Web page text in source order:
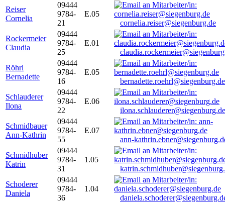
Reiser
Cornelia
09444
9784-
21
E.05
cornelia.reiser@siegenburg.de
Rockermeier
Claudia
09444
9784-
25
E.01
Röhrl
Bernadette
09444
9784-
16
E.05
bernadette.roehrl@siegenburg.de
Schlauderer
Ilona
09444
9784-
22
E.06
ilona.schlauderer@siegenburg.de
Schmidbauer
Ann-Kathrin
09444
9784-
55
E.07
ann-
Schmidhuber
Katrin
09444
9784-
31
1.05
Schoderer
Daniela
09444
9784-
36
1.04